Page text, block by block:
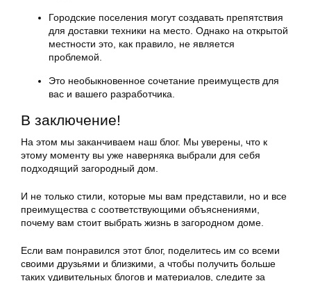
Городские поселения могут создавать препятствия
для доставки техники на место. Однако на открытой
местности это, как правило, не является
проблемой.
Это необыкновенное сочетание преимуществ для
вас и вашего разработчика.
В заключение!
На этом мы заканчиваем наш блог. Мы уверены, что к
этому моменту вы уже наверняка выбрали для себя
подходящий загородный дом.
И не только стили, которые мы вам представили, но и все
преимущества с соответствующими объяснениями,
почему вам стоит выбрать жизнь в загородном доме.
Если вам понравился этот блог, поделитесь им со всеми
своими друзьями и близкими, а чтобы получить больше
таких удивительных блогов и материалов, следите за